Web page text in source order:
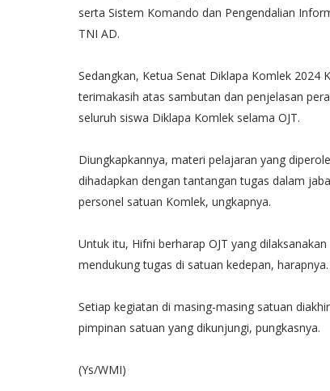
serta Sistem Komando dan Pengendalian
TNI AD.
Sedangkan, Ketua Senat Diklapa Komlek 2024
terimakasih atas sambutan dan penjelasan
seluruh siswa Diklapa Komlek selama OJT.
Diungkapkannya, materi pelajaran yang
dihadapkan dengan tantangan tugas dalam
personel satuan Komlek, ungkapnya.
Untuk itu, Hifni berharap OJT yang
mendukung tugas di satuan kedepan, harapnya.
Setiap kegiatan di masing-masing satuan
pimpinan satuan yang dikunjungi, pungkasnya.
(Ys/WMI)